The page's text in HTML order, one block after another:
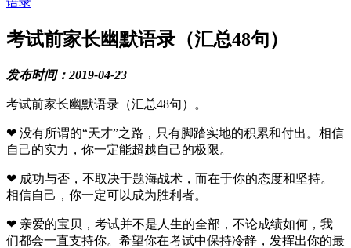
考试前家长幽默语录（汇总48句）
发布时间：2019-04-23
考试前家长幽默语录（汇总48句）。
❤ 没有所谓的“天才”之路，只有脚踏实地的积累和付出。相信
自己的实力，你一定能超越自己的极限。
❤ 成功与否，不取决于题海战术，而在于你的态度和坚持。
相信自己，你一定可以成为胜利者。
❤ 亲爱的宝贝，考试并不是人生的全部，不论成绩如何，我
们都会一直支持你。希望你在考试中保持冷静，发挥出你的最